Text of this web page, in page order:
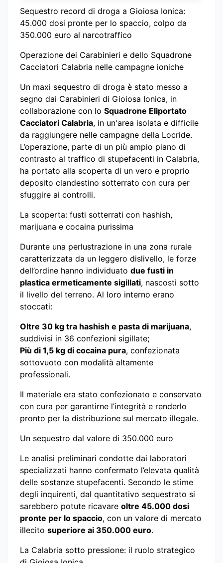
Sequestro record di droga a Gioiosa Ionica:
45.000 dosi pronte per lo spaccio, colpo da
350.000 euro al narcotraffico
Operazione dei Carabinieri e dello Squadrone
Cacciatori Calabria nelle campagne ioniche
Un maxi sequestro di droga è stato messo a
segno dai Carabinieri di Gioiosa Ionica, in
collaborazione con lo Squadrone Eliportato
Cacciatori Calabria, in un'area isolata e difficile
da raggiungere nelle campagne della Locride.
L’operazione, parte di un più ampio piano di
contrasto al traffico di stupefacenti in Calabria,
ha portato alla scoperta di un vero e proprio
deposito clandestino sotterrato con cura per
sfuggire ai controlli.
La scoperta: fusti sotterrati con hashish,
marijuana e cocaina purissima
Durante una perlustrazione in una zona rurale
caratterizzata da un leggero dislivello, le forze
dell’ordine hanno individuato due fusti in
plastica ermeticamente sigillati, nascosti sotto
il livello del terreno. Al loro interno erano
stoccati:
Oltre 30 kg tra hashish e pasta di marijuana,
suddivisi in 36 confezioni sigillate;
Più di 1,5 kg di cocaina pura, confezionata
sottovuoto con modalità altamente
professionali.
Il materiale era stato confezionato e conservato
con cura per garantirne l’integrità e renderlo
pronto per la distribuzione sul mercato illegale.
Un sequestro dal valore di 350.000 euro
Le analisi preliminari condotte dai laboratori
specializzati hanno confermato l’elevata qualità
delle sostanze stupefacenti. Secondo le stime
degli inquirenti, dal quantitativo sequestrato si
sarebbero potute ricavare oltre 45.000 dosi
pronte per lo spaccio, con un valore di mercato
illecito superiore ai 350.000 euro.
La Calabria sotto pressione: il ruolo strategico